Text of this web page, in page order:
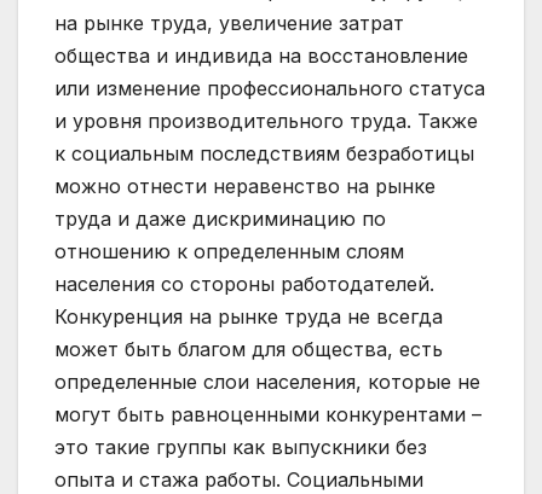
на рынке труда, увеличение затрат
общества и индивида на восстановление
или изменение профессионального статуса
и уровня производительного труда. Также
к социальным последствиям безработицы
можно отнести неравенство на рынке
труда и даже дискриминацию по
отношению к определенным слоям
населения со стороны работодателей.
Конкуренция на рынке труда не всегда
может быть благом для общества, есть
определенные слои населения, которые не
могут быть равноценными конкурентами –
это такие группы как выпускники без
опыта и стажа работы. Социальными